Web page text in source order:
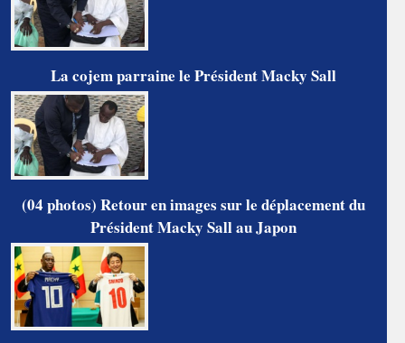
La cojem parraine le Président Macky Sall
(04 photos) Retour en images sur le déplacement du
Président Macky Sall au Japon